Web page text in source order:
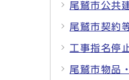
尾鷲市公共
尾鷲市契約
工事指名停
尾鷲市物品